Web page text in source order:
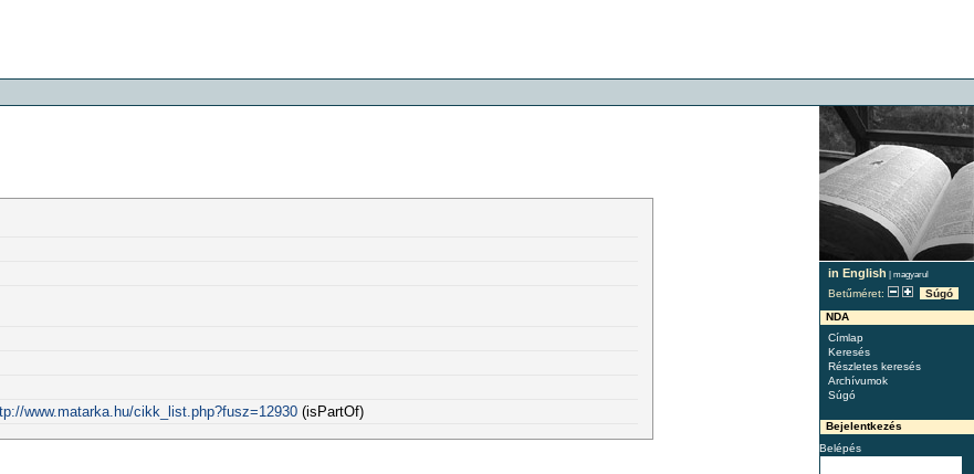
in English | magyarul
Betűméret:
Súgó
NDA
Címlap
Keresés
Részletes keresés
Archívumok
Súgó
Bejelentkezés
Belépés
www.matarka.hu/cikk_list.php?fusz=12930(isPartOf)